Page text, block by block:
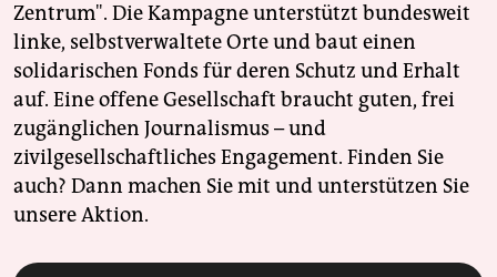
Zentrum". Die Kampagne unterstützt bundesweit
linke, selbstverwaltete Orte und baut einen
solidarischen Fonds für deren Schutz und Erhalt
auf. Eine offene Gesellschaft braucht guten, frei
zugänglichen Journalismus – und
zivilgesellschaftliches Engagement. Finden Sie
auch? Dann machen Sie mit und unterstützen Sie
unsere Aktion.